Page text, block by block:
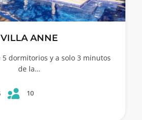
VILLA ANNE
dormitorios y a solo 3 minutos
de la…
10